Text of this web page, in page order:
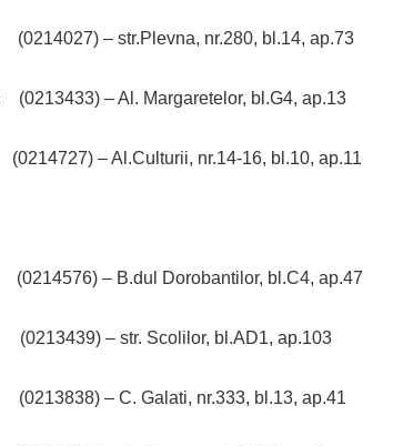
– str.Plevna, nr.280, bl.14, ap.73
(0213433) – Al. Margaretelor, bl.G4, ap.13
– Al.Culturii, nr.14-16, bl.10, ap.11
– B.dul Dorobantilor, bl.C4, ap.47
– str. Scolilor, bl.AD1, ap.103
– C. Galati, nr.333, bl.13, ap.41